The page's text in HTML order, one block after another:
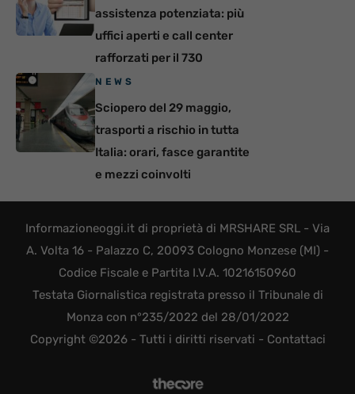
assistenza potenziata: più
uffici aperti e call center
rafforzati per il 730
NEWS
Sciopero del 29 maggio,
trasporti a rischio in tutta
Italia: orari, fasce garantite
e mezzi coinvolti
Informazioneoggi.it di proprietà di MRSHARE SRL - Via
A. Volta 16 - Palazzo C, 20093 Cologno Monzese (MI) -
Codice Fiscale e Partita I.V.A. 10216150960
Testata Giornalistica registrata presso il Tribunale di
Monza con n°235/2022 del 28/01/2022
Copyright ©2026 - Tutti i diritti riservati - Contattaci